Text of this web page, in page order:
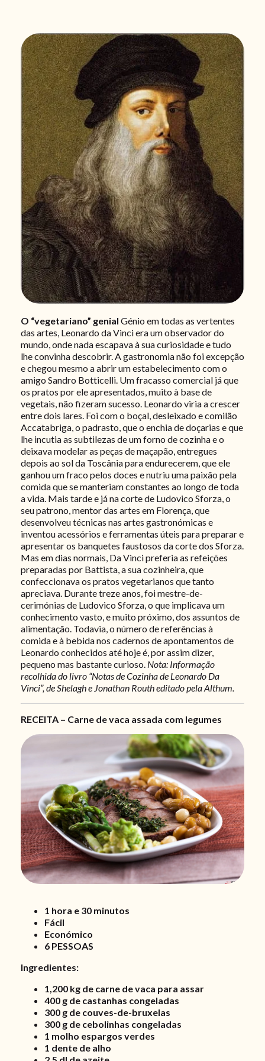
O “vegetariano” genial Génio em todas as vertentes
das artes, Leonardo da Vinci era um observador do
mundo, onde nada escapava à sua curiosidade e tudo
lhe convinha descobrir. A gastronomia não foi excepção
e chegou mesmo a abrir um estabelecimento com o
amigo Sandro Botticelli. Um fracasso comercial já que
os pratos por ele apresentados, muito à base de
vegetais, não fizeram sucesso. Leonardo viria a crescer
entre dois lares. Foi com o boçal, desleixado e comilão
Accatabriga, o padrasto, que o enchia de doçarias e que
lhe incutia as subtilezas de um forno de cozinha e o
deixava modelar as peças de maçapão, entregues
depois ao sol da Toscânia para endurecerem, que ele
ganhou um fraco pelos doces e nutriu uma paixão pela
comida que se manteriam constantes ao longo de toda
a vida. Mais tarde e já na corte de Ludovico Sforza, o
seu patrono, mentor das artes em Florença, que
desenvolveu técnicas nas artes gastronómicas e
inventou acessórios e ferramentas úteis para preparar e
apresentar os banquetes faustosos da corte dos Sforza.
Mas em dias normais, Da Vinci preferia as refeições
preparadas por Battista, a sua cozinheira, que
confeccionava os pratos vegetarianos que tanto
apreciava. Durante treze anos, foi mestre-de-
cerimónias de Ludovico Sforza, o que implicava um
conhecimento vasto, e muito próximo, dos assuntos de
alimentação. Todavia, o número de referências à
comida e à bebida nos cadernos de apontamentos de
Leonardo conhecidos até hoje é, por assim dizer,
pequeno mas bastante curioso. Nota: Informação
recolhida do livro “Notas de Cozinha de Leonardo Da
Vinci”, de Shelagh e Jonathan Routh editado pela Althum.
RECEITA – Carne de vaca assada com legumes
1 hora e 30 minutos
Fácil
Económico
6 PESSOAS
Ingredientes:
1,200 kg de carne de vaca para assar
400 g de castanhas congeladas
300 g de couves-de-bruxelas
300 g de cebolinhas congeladas
1 molho espargos verdes
1 dente de alho